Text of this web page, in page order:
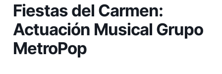
Fiestas del Carmen:
Actuación Musical Grupo
MetroPop